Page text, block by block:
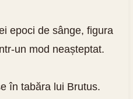
epoci de sânge, figura
un mod neașteptat.
în tabăra lui Brutus.